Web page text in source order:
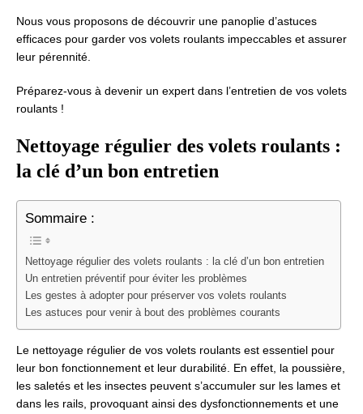
Nous vous proposons de découvrir une panoplie d’astuces
efficaces pour garder vos volets roulants impeccables et assurer
leur pérennité.
Préparez-vous à devenir un expert dans l’entretien de vos volets
roulants !
Nettoyage régulier des volets roulants :
la clé d’un bon entretien
Sommaire :
Nettoyage régulier des volets roulants : la clé d’un bon entretien
Un entretien préventif pour éviter les problèmes
Les gestes à adopter pour préserver vos volets roulants
Les astuces pour venir à bout des problèmes courants
Le nettoyage régulier de vos volets roulants est essentiel pour
leur bon fonctionnement et leur durabilité. En effet, la poussière,
les saletés et les insectes peuvent s’accumuler sur les lames et
dans les rails, provoquant ainsi des dysfonctionnements et une